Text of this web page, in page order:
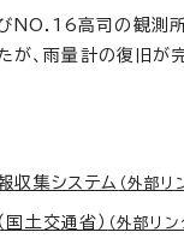
NO.16高司の観測
が、雨量計の復旧が
収集システム （外部リ
土交通省） （外部リン